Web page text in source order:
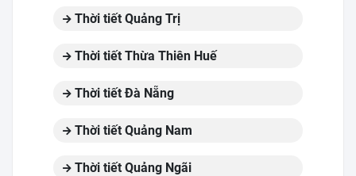
Thời tiết Quảng Trị
Thời tiết Thừa Thiên Huế
Thời tiết Đà Nẵng
Thời tiết Quảng Nam
Thời tiết Quảng Ngãi